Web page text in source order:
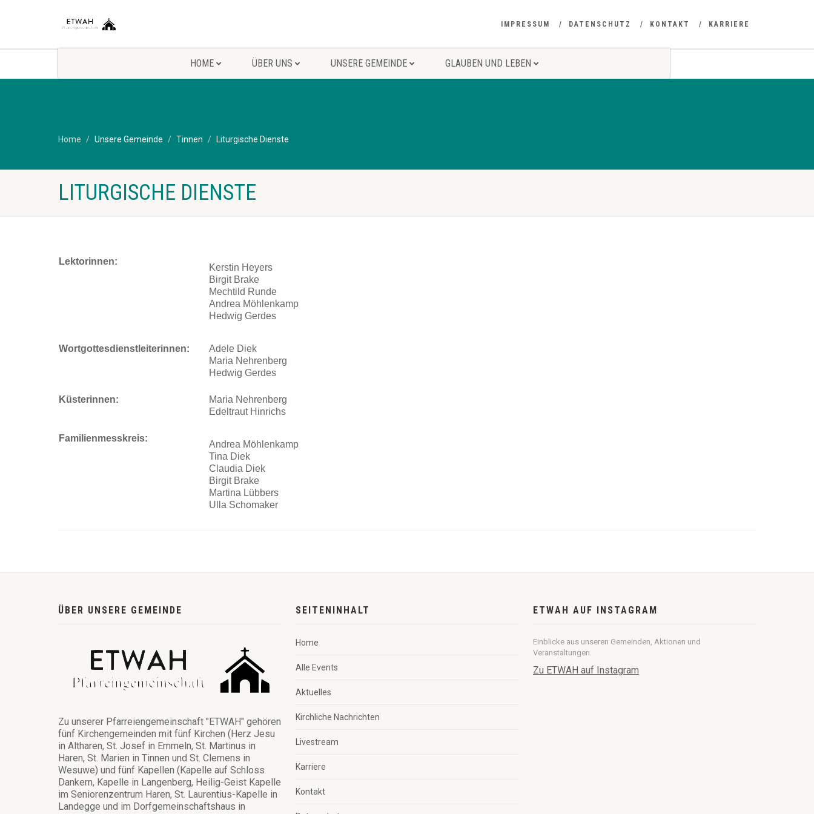
IMPRESSUM DATENSCHUTZ KONTAKT KARRIERE
HOME ÜBER UNS UNSERE GEMEINDE GLAUBEN UND LEBEN
Home Unsere Gemeinde Tinnen Liturgische Dienste
LITURGISCHE DIENSTE
Lektorinnen:
Kerstin Heyers
Birgit Brake
Mechtild Runde
Andrea Möhlenkamp
Hedwig Gerdes
Wortgottesdienstleiterinnen:
Adele Diek
Maria Nehrenberg
Hedwig Gerdes
Küsterinnen:
Maria Nehrenberg
Edeltraut Hinrichs
Familienmesskreis:
Andrea Möhlenkamp
Tina Diek
Claudia Diek
Birgit Brake
Martina Lübbers
Ulla Schomaker
ÜBER UNSERE GEMEINDE
Zu unserer Pfarreiengemeinschaft "ETWAH" gehören
fünf Kirchengemeinden mit fünf Kirchen (Herz Jesu
in Altharen, St. Josef in Emmeln, St. Martinus in
Haren, St. Marien in Tinnen und St. Clemens in
Wesuwe) und fünf Kapellen (Kapelle auf Schloss
Dankern, Kapelle in Langenberg, Heilig-Geist Kapelle
im Seniorenzentrum Haren, St. Laurentius-Kapelle in
Landegge und im Dorfgemeinschaftshaus in
SEITENINHALT
Home
Alle Events
Aktuelles
Kirchliche Nachrichten
Livestream
Karriere
Kontakt
ETWAH AUF INSTAGRAM
Einblicke aus unseren Gemeinden, Aktionen und
Veranstaltungen.
Zu ETWAH auf Instagram